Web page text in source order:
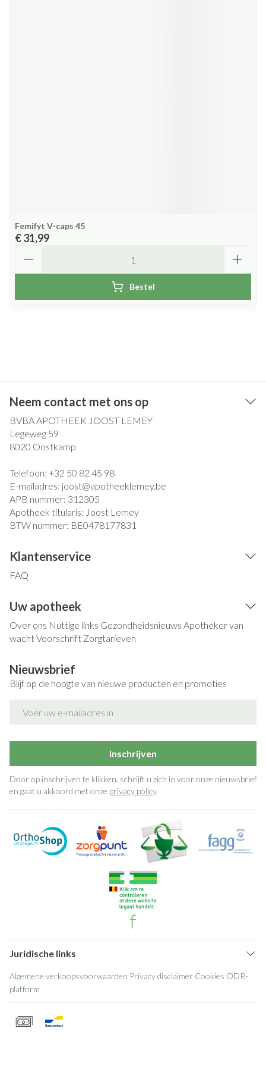
Femifyt V-caps 45
€ 31,99
Bestel
Neem contact met ons op
BVBA APOTHEEK JOOST LEMEY
Legeweg 59
8020 Oostkamp
Telefoon: +32 50 82 45 98
E-mailadres: joost@apotheeklemey.be
APB nummer: 312305
Apotheek titularis: Joost Lemey
BTW nummer: BE0478177831
Klantenservice
FAQ
Uw apotheek
Over ons Nuttige links Gezondheidsnieuws Apotheker van
wachtVoorschrift Zorgtarieven
Nieuwsbrief
Blijf op de hoogte van nieuwe producten en promoties
Inschrijven
Door op inschrijven te klikken, schrijft u zich in voor onze nieuwsbrief
en gaat u akkoord met onze privacy policy.
Juridische links
Algemene verkoopsvoorwaarden Privacy disclaimer Cookies ODR-
platform